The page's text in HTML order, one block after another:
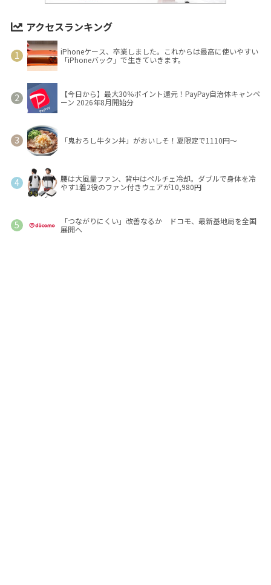
アクセスランキング
iPhoneケース、卒業しました。これからは最高に使いやすい
「iPhoneバック」で生きていきます。
【今日から】最大30％ポイント還元！PayPay自治体キャンペ
ーン 2026年8月開始分
「鬼おろし牛タン丼」がおいしそ！夏限定で1110円～
腰は大風量ファン、背中はペルチェ冷却。ダブルで身体を冷
やす1着2役のファン付きウェアが10,980円
「つながりにくい」改善なるか ドコモ、最新基地局を全国
展開へ